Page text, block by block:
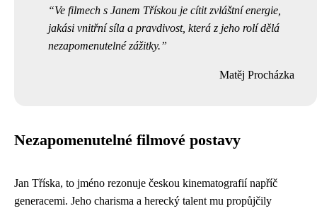
Ve filmech s Janem Třískou je cítit zvláštní energie,
jakási vnitřní síla a pravdivost, která z jeho rolí dělá
nezapomenutelné zážitky.
Matěj Procházka
Nezapomenutelné filmové postavy
Jan Tříska, to jméno rezonuje českou kinematografií napříč
generacemi. Jeho charisma a herecký talent mu propůjčily